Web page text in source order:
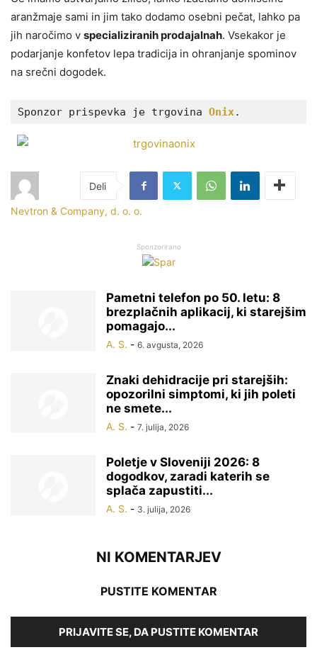
aranžmaje sami in jim tako dodamo osebni pečat, lahko pa
jih naročimo v specializiranih prodajalnah. Vsekakor je
podarjanje konfetov lepa tradicija in ohranjanje spominov
na srečni dogodek.
Sponzor prispevka je trgovina Onix .
Nevtron & Company, d. o. o.
Sponzorirano
Pametni telefon po 50. letu: 8
brezplačnih aplikacij, ki starejšim
pomagajo...
A. S. - 6. avgusta, 2026
Znaki dehidracije pri starejših:
opozorilni simptomi, ki jih poleti
ne smete...
A. S. - 7. julija, 2026
Poletje v Sloveniji 2026: 8
dogodkov, zaradi katerih se
splača zapustiti...
A. S. - 3. julija, 2026
NI KOMENTARJEV
PUSTITE KOMENTAR
PRIJAVITE SE, DA PUSTITE KOMENTAR